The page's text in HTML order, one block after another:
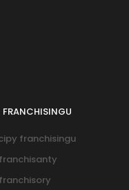
franchisingu